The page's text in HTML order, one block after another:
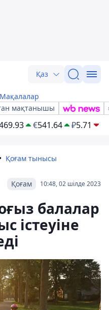
Қаз
Мақалалар
мақтанышы
€541.64 ₽5.71
Қоғам тынысы
10:48, 02 шілде 2023
Қоғам
балалар
істеуіне